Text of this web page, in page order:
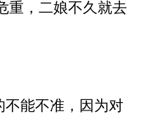
重，二娘不久就去
不能不准，因为对